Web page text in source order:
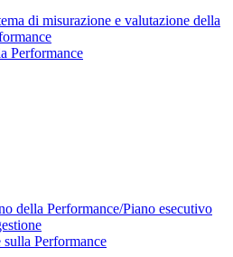
di misurazione e valutazione della
Performance
della Performance/Piano esecutivo
sulla Performance